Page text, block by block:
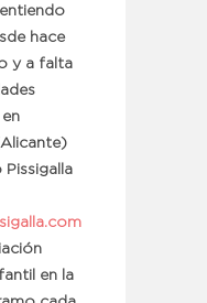
hace
y a falta
Pissigalla
en la